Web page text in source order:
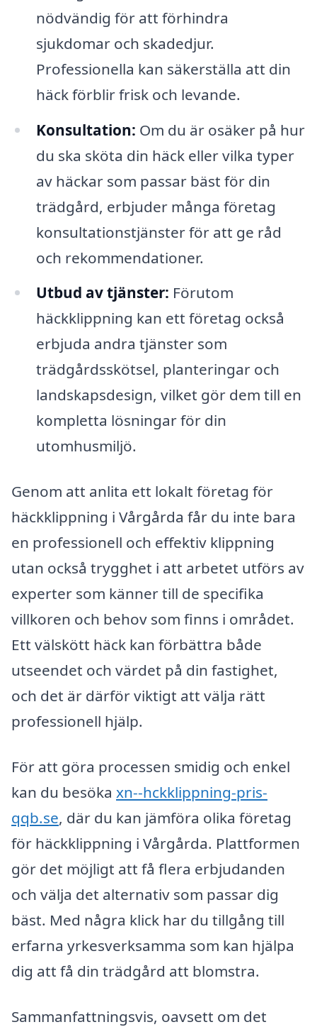
nödvändig för att förhindra
sjukdomar och skadedjur.
Professionella kan säkerställa att din
häck förblir frisk och levande.
Konsultation: Om du är osäker på hur
du ska sköta din häck eller vilka typer
av häckar som passar bäst för din
trädgård, erbjuder många företag
konsultationstjänster för att ge råd
och rekommendationer.
Utbud av tjänster: Förutom
häckklippning kan ett företag också
erbjuda andra tjänster som
trädgårdsskötsel, planteringar och
landskapsdesign, vilket gör dem till en
kompletta lösningar för din
utomhusmiljö.
Genom att anlita ett lokalt företag för
häckklippning i Vårgårda får du inte bara
en professionell och effektiv klippning
utan också trygghet i att arbetet utförs av
experter som känner till de specifika
villkoren och behov som finns i området.
Ett välskött häck kan förbättra både
utseendet och värdet på din fastighet,
och det är därför viktigt att välja rätt
professionell hjälp.
För att göra processen smidig och enkel
kan du besöka xn--hckklippning-pris-
qqb.se, där du kan jämföra olika företag
för häckklippning i Vårgårda. Plattformen
gör det möjligt att få flera erbjudanden
och välja det alternativ som passar dig
bäst. Med några klick har du tillgång till
erfarna yrkesverksamma som kan hjälpa
dig att få din trädgård att blomstra.
Sammanfattningsvis, oavsett om det